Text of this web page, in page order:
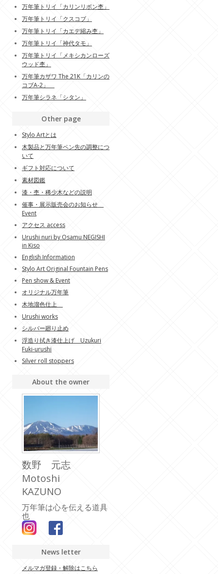
万年筆トリイ「カリンリボン杢」
万年筆トリイ「クスコブ」
万年筆トリイ「カエデ縮み杢」
万年筆トリイ「神代タモ」
万年筆トリイ「メキシカンローズ
ウッド杢」
万年筆カザワ The 21K「カリンの
コブA-2」
万年筆シラネ「シタン」
Other page
Stylo Artとは
木製品と万年筆ペン先の調整につ
いて
ギフト対応について
素材図鑑
漆・杢・稀少木などの説明
催事・展示販売会のお知らせ
Event
アクセス access
Urushi nuri by Osamu NEGISHI
in Kiso
English Information
Stylo Art Original Fountain Pens
Pen show & Event
オリジナル万年筆
木地溜色仕上
Urushi works
シルバー廻り止め
浮造り拭き漆仕上げ Uzukuri
Fuki-urushi
Silver roll stoppers
About the owner
数野 元志
Motoshi
KAZUNO
万年筆は心を伝える道具
也
News letter
メルマガ登録・解除はこちら